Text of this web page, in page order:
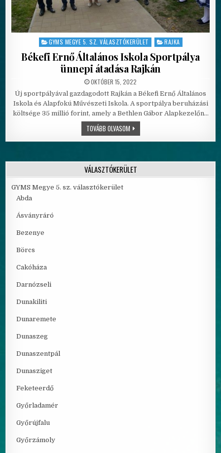
Posted in
GYMS MEGYE 5. SZ. VÁLASZTÓKERÜLET RAJKA
Békefi Ernő Általános Iskola Sportpálya
ünnepi átadása Rajkán
PUBLISHED DATE:
OKTÓBER 15, 2022
Új sportpályával gazdagodott Rajkán a Békefi Ernő Általános
Iskola és Alapfokú Művészeti Iskola. A sportpálya beruházási
költsége 35 millió forint, amely a Bethlen Gábor Alapkezelőn…
TOVÁBB OLVASOMBÉKEFI ERNŐ ÁLTALÁNOS ISKOLA
VÁLASZTÓKERÜLET
GYMS Megye 5. sz. választókerület
Abda
Ásványráró
Bezenye
Börcs
Cakóháza
Darnózseli
Dunakiliti
Dunaremete
Dunaszeg
Dunaszentpál
Dunasziget
Feketeerdő
Győrladamér
Győrújfalu
Győrzámoly